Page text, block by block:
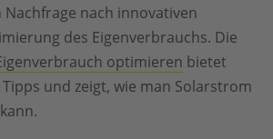
nach innovativen
des Eigenverbrauchs. Die
optimieren bietet
und zeigt, wie man Solarstrom